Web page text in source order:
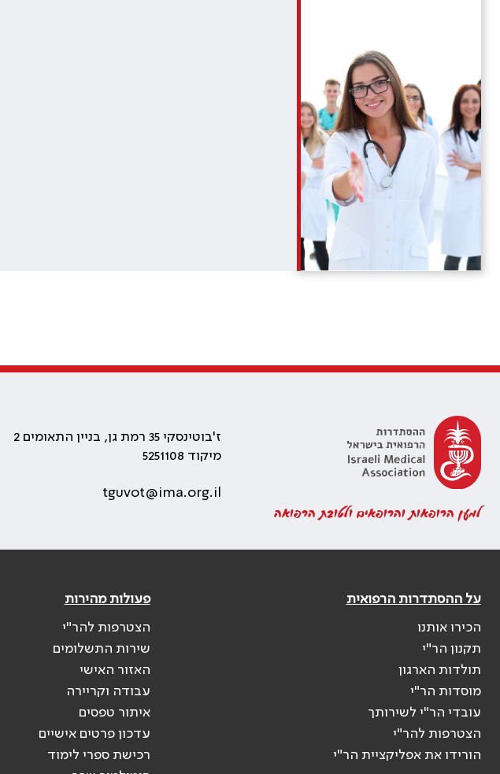
למען הרופאות והרופאים ולטובת הרפואה
ז'בוטינסקי 35 רמת גן, בניין התאומים 2
מיקוד 5251108
tguvot@ima.org.il
על ההסתדרות הרפואית
הכירו אותנו
תקנון הר"י
תולדות הארגון
מוסדות הר"י
עובדי הר"י לשירותך
הצטרפות להר"י
הורידו את אפליקציית הר"י
פעולות מהירות
הצטרפות להר"י
שירות התשלומים
האזור האישי
עבודה וקריירה
איתור טפסים
עדכון פרטים אישיים
רכישת ספרי לימוד